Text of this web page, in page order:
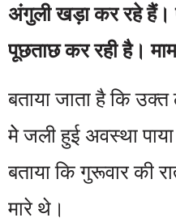
अंगुली खड़ा कर रहे हैं।
पूछताछ कर रही है।
बताया जाता है कि
मेे जली हुई अवस्था
बताया कि गुरूवार की
मारे थे।